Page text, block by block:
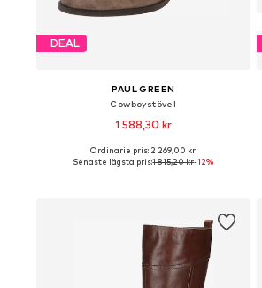
DEAL
PAUL GREEN
Cowboystövel
1 588,30 kr
Tillgänglig i många storlekar
Ordinarie pris: 2 269,00 kr
Senaste lägsta pris:1 815,20 kr-12%